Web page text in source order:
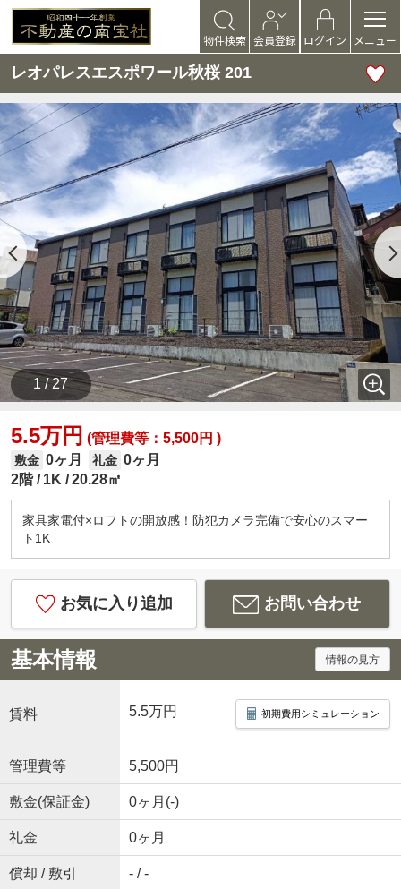
物件検索 会員登録 ログイン メニュー
レオパレスエスポワール秋桜 201
1 / 27
5.5万円 (管理費等：5,500円 )
敷金 0ヶ月 礼金 0ヶ月
2階
1K 20.28㎡
家具家電付×ロフトの開放感！防犯カメラ完備で安心のスマー
ト1K
お気に入り追加 お問い合わせ
基本情報 情報の見方
賃料 5.5万円 初期費用シミュレーション
管理費等 5,500円
敷金(保証金) 0ヶ月(-)
礼金 0ヶ月
償却 / 敷引 - / -